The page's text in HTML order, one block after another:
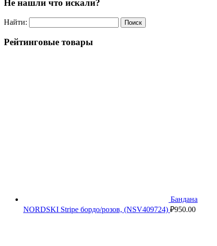
Не нашли что искали?
Найти:
Рейтинговые товары
Бандана
NORDSKI Stripe бордо/розов, (NSV409724) ₽950.00